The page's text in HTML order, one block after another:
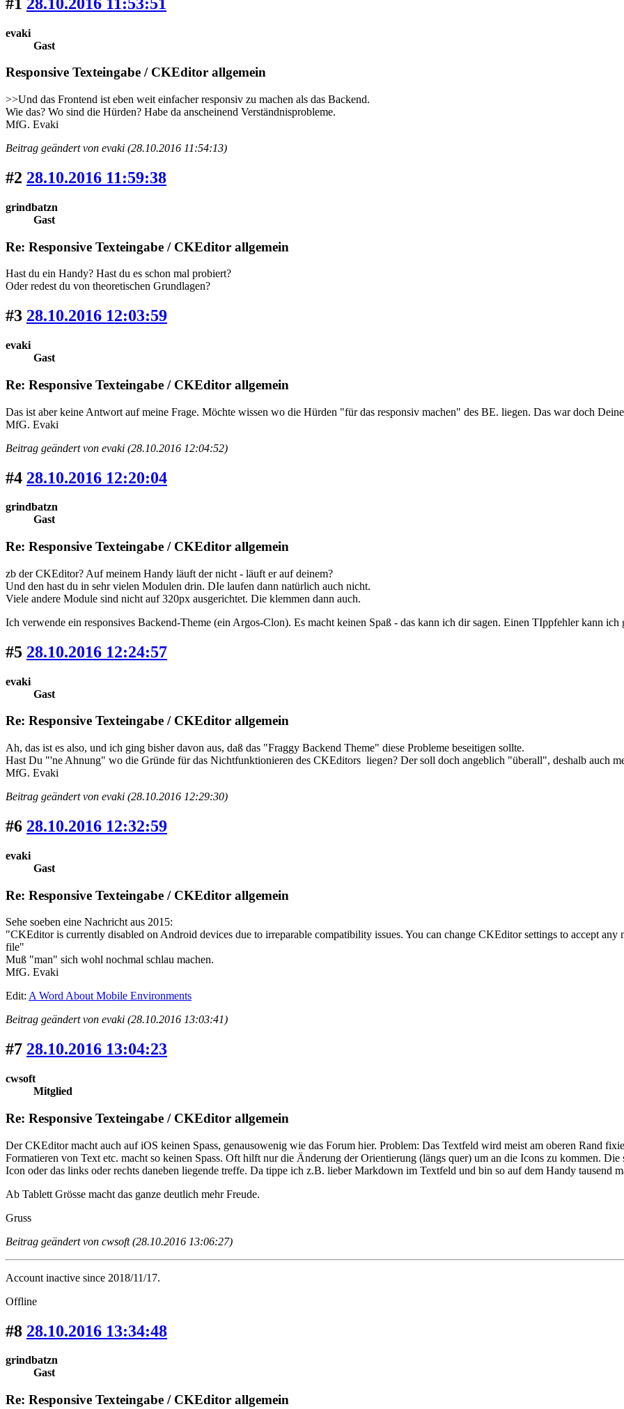
evaki
Gast
Responsive Texteingabe / CKEditor allgemein
>>Und das Frontend ist eben weit einfacher responsiv zu machen als das Backend.
Wie das? Wo sind die Hürden? Habe da anscheinend Verständnisprobleme.
MfG. Evaki
Beitrag geändert von evaki (28.10.2016 11:54:13)
#2 28.10.2016 11:59:38
grindbatzn
Gast
Re: Responsive Texteingabe / CKEditor allgemein
Hast du ein Handy? Hast du es schon mal probiert?
Oder redest du von theoretischen Grundlagen?
#3 28.10.2016 12:03:59
evaki
Gast
Re: Responsive Texteingabe / CKEditor allgemein
Das ist aber keine Antwort auf meine Frage. Möchte wissen wo die Hürden "für das responsiv machen" des BE. liegen. Das war doch
MfG. Evaki
Beitrag geändert von evaki (28.10.2016 12:04:52)
#4 28.10.2016 12:20:04
grindbatzn
Gast
Re: Responsive Texteingabe / CKEditor allgemein
zb der CKEditor? Auf meinem Handy läuft der nicht - läuft er auf deinem?
Und den hast du in sehr vielen Modulen drin. DIe laufen dann natürlich auch nicht.
Viele andere Module sind nicht auf 320px ausgerichtet. Die klemmen dann auch.
Ich verwende ein responsives Backend-Theme (ein Argos-Clon). Es macht keinen Spaß - das kann ich dir sagen. Einen TIppfehler kann ich
#5 28.10.2016 12:24:57
evaki
Gast
Re: Responsive Texteingabe / CKEditor allgemein
Ah, das ist es also, und ich ging bisher davon aus, daß das "Fraggy Backend Theme" diese Probleme beseitigen sollte.
Hast Du "'ne Ahnung" wo die Gründe für das Nichtfunktionieren des CKEditors liegen? Der soll doch angeblich "überall", deshalb auch
MfG. Evaki
Beitrag geändert von evaki (28.10.2016 12:29:30)
#6 28.10.2016 12:32:59
evaki
Gast
Re: Responsive Texteingabe / CKEditor allgemein
Sehe soeben eine Nachricht aus 2015:
"CKEditor is currently disabled on Android devices due to irreparable compatibility issues. You can change CKEditor settings to accept
file"
Muß "man" sich wohl nochmal schlau machen.
MfG. Evaki
Edit: A Word About Mobile Environments
Beitrag geändert von evaki (28.10.2016 13:03:41)
#7 28.10.2016 13:04:23
cwsoft
Mitglied
Re: Responsive Texteingabe / CKEditor allgemein
Der CKEditor macht auch auf iOS keinen Spass, genausowenig wie das Forum hier. Problem: Das Textfeld wird meist am oberen Rand
Formatieren von Text etc. macht so keinen Spass. Oft hilft nur die Änderung der Orientierung (längs quer) um an die Icons zu kommen.
Icon oder das links oder rechts daneben liegende treffe. Da tippe ich z.B. lieber Markdown im Textfeld und bin so auf dem Handy tausend
Ab Tablett Grösse macht das ganze deutlich mehr Freude.
Gruss
Beitrag geändert von cwsoft (28.10.2016 13:06:27)
Account inactive since 2018/11/17.
Offline
#8 28.10.2016 13:34:48
grindbatzn
Gast
Re: Responsive Texteingabe / CKEditor allgemein